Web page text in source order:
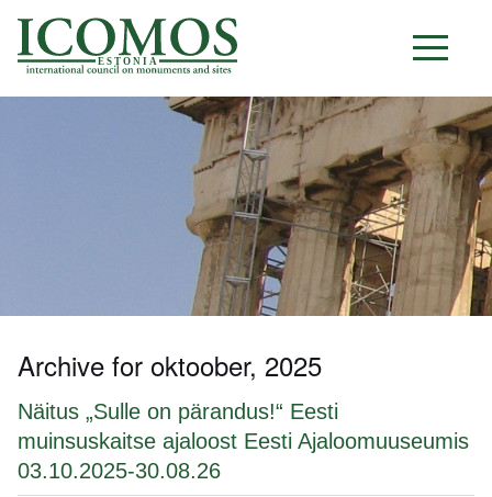
E S T O N I A
Archive for oktoober, 2025
Näitus „Sulle on pärandus!“ Eesti
muinsuskaitse ajaloost Eesti Ajaloomuuseumis
03.10.2025-30.08.26